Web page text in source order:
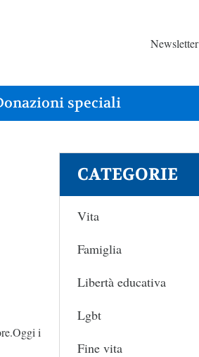
Newsletter
speciali
i
CATEGORIE
Vita
Famiglia
Libertà educativa
Lgbt
Fine vita